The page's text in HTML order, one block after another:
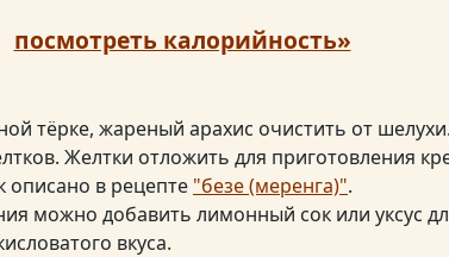
посмотреть калорийность»
тёрке, жареный арахис очистить от
Желтки отложить для приготовления
описано в рецепте "безе (меренга)".
можно добавить лимонный сок или уксус
вкуса.